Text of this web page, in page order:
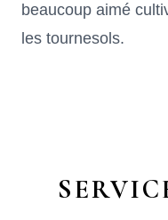
beaucoup aimé
les tournesols.